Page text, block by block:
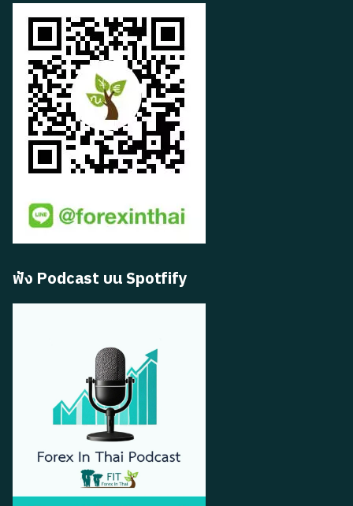
ฟัง Podcast บน Spotfify